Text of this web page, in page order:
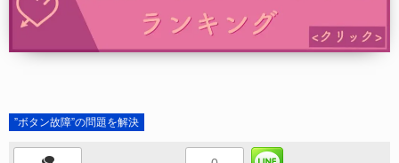
”ボタン故障”の問題を解決